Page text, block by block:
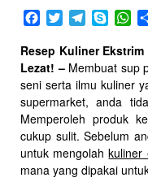
Facebook
TwitterTelegram
Skype
Resep Kuliner
Lezat! – Membuat sup
seni serta ilmu kuliner
supermarket, anda
Memperoleh produk
cukup sulit. Sebelum
untuk mengolahkuliner
mana yang dipakai